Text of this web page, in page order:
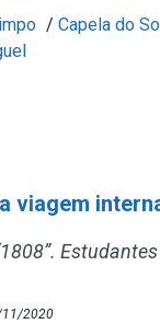
/ Capela do
viagem
11/2020